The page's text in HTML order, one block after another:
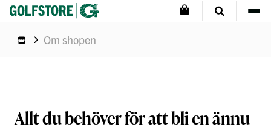
Om shopen
Allt du behöver för att bli en ännu